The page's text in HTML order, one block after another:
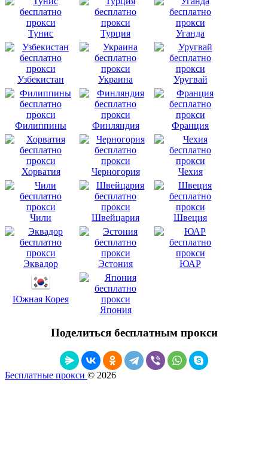
Тунис Турция Уганда
Узбекистан Украина Уругвай
Филиппины Финляндия Франция
Хорватия Черногория Чехия
Чили Швейцария Швеция
Эквадор Эстония ЮАР
Южная Корея
Япония
Поделиться бесплатным прокси
Бесплатные прокси © 2026